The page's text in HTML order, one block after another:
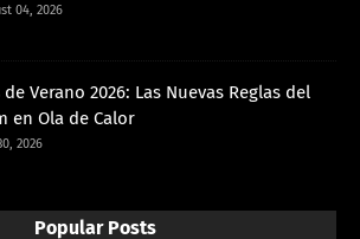
04, 2026
de Verano 2026: Las Nuevas Reglas del
en Ola de Calor
2026
Popular Posts